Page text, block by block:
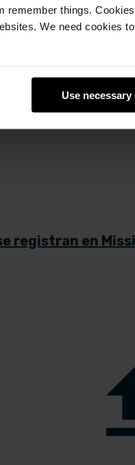
remember things.
We need cookies
Use
registran en